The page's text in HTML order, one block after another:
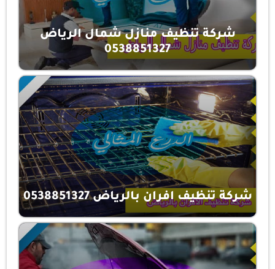
شركة تنظيف منازل شمال الرياض
0538851327
شركة تنظيف افران بالرياض 0538851327